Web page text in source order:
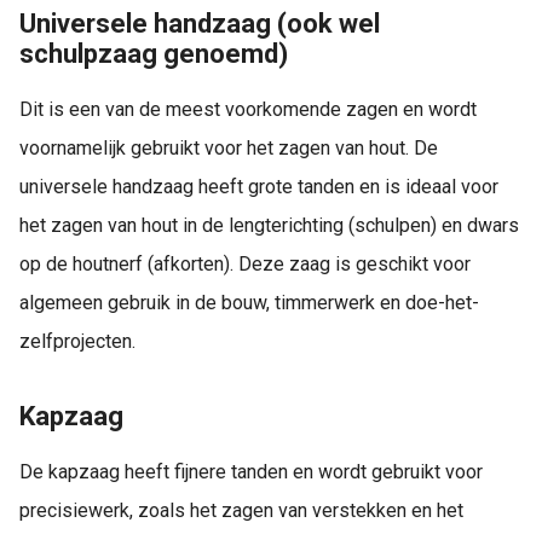
Universele handzaag (ook wel
schulpzaag genoemd)
Dit is een van de meest voorkomende zagen en wordt
voornamelijk gebruikt voor het zagen van hout. De
universele handzaag heeft grote tanden en is ideaal voor
het zagen van hout in de lengterichting (schulpen) en dwars
op de houtnerf (afkorten). Deze zaag is geschikt voor
algemeen gebruik in de bouw, timmerwerk en doe-het-
zelfprojecten.
Kapzaag
De kapzaag heeft fijnere tanden en wordt gebruikt voor
precisiewerk, zoals het zagen van verstekken en het